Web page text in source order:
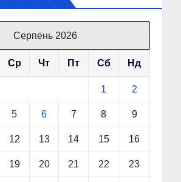
Серпень 2026
Ср Чт Пт Сб Нд
1 2
5 6 7 8 9
12 13 14 15 16
19 20 21 22 23